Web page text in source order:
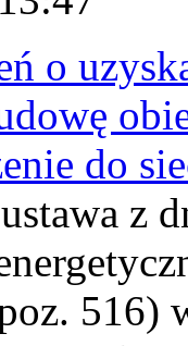
o
do
z
516)